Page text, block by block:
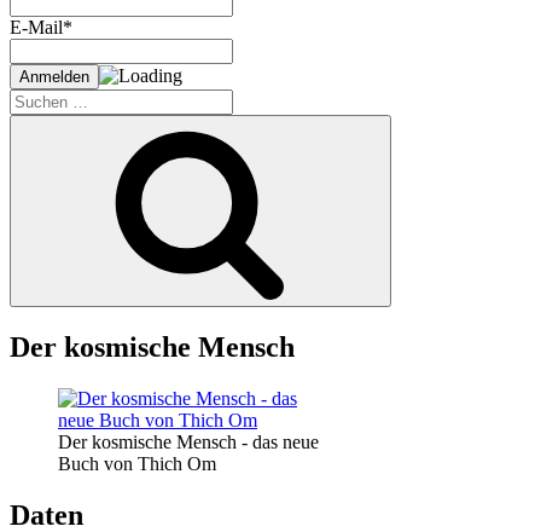
E-Mail*
Suche
nach:
Der kosmische Mensch
Der kosmische Mensch - das neue
Buch von Thich Om
Daten